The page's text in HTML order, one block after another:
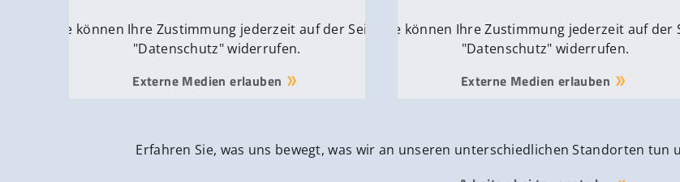
Sie können Ihre Zustimmung jederzeit auf der Seite
"Datenschutz" widerrufen.
Externe Medien erlauben
Sie können Ihre Zustimmung jederzeit auf der
"Datenschutz" widerrufen.
Externe Medien erlauben
Erfahren Sie, was uns bewegt, was wir an unseren unterschiedlichen Standorten